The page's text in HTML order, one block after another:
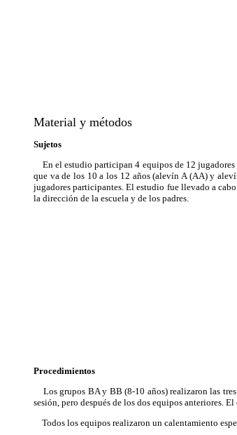
Material y métodos
Sujetos
En el estudio participan 4 equipos de 12
que va de los 10 a los 12 años (alevín A (AA) y
jugadores participantes. El estudio fue llevado a
la dirección de la escuela y de los padres.
Procedimientos
Los grupos BA y BB (8-10 años) realizaron las
sesión, pero después de los dos equipos anteriores.
Todos los equipos realizaron un calentamiento